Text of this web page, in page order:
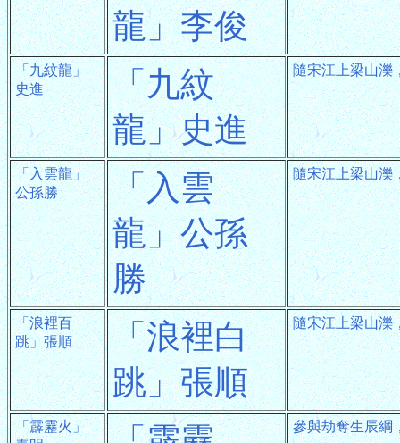
龍」李俊
「九紋龍」
史進
「九紋
龍」史進
隨宋江上梁山濼
「入雲龍」
公孫勝
「入雲
龍」公孫
勝
隨宋江上梁山濼
「浪裡百
跳」張順
「浪裡白
跳」張順
隨宋江上梁山濼
「霹靂火」
參與劫奪生辰綱